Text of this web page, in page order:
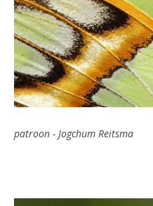
patroon - Jogchum Reitsma